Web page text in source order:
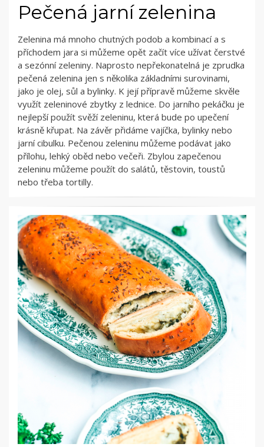
Pečená jarní zelenina
Zelenina má mnoho chutných podob a kombinací a s
příchodem jara si můžeme opět začít více užívat čerstvé
a sezónní zeleniny. Naprosto nepřekonatelná je zprudka
pečená zelenina jen s několika základními surovinami,
jako je olej, sůl a bylinky. K její přípravě můžeme skvěle
využít zeleninové zbytky z lednice. Do jarního pekáčku je
nejlepší použít svěží zeleninu, která bude po upečení
krásně křupat. Na závěr přidáme vajíčka, bylinky nebo
jarní cibulku. Pečenou zeleninu můžeme podávat jako
přílohu, lehký oběd nebo večeři. Zbylou zapečenou
zeleninu můžeme použít do salátů, těstovin, toustů
nebo třeba tortilly.